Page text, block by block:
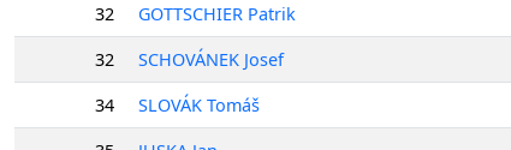
32
GOTTSCHIER Patrik
32
SCHOVÁNEK Josef
34
SLOVÁK Tomáš